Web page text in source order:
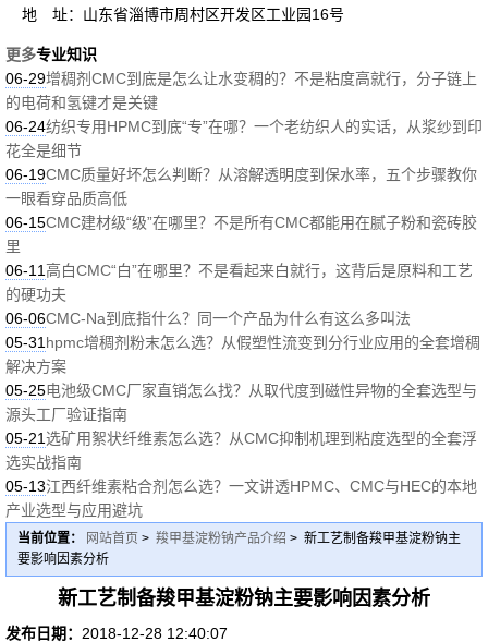
地 址：山东省淄博市周村区开发区工业园16号
更多专业知识
06-29增稠剂CMC到底是怎么让水变稠的？不是粘度高就行，分子链上
的电荷和氢键才是关键
06-24纺织专用HPMC到底“专”在哪？一个老纺织人的实话，从浆纱到印
花全是细节
06-19CMC质量好坏怎么判断？从溶解透明度到保水率，五个步骤教你
一眼看穿品质高低
06-15CMC建材级“级”在哪里？不是所有CMC都能用在腻子粉和瓷砖胶
里
06-11高白CMC“白”在哪里？不是看起来白就行，这背后是原料和工艺
的硬功夫
06-06CMC-Na到底指什么？同一个产品为什么有这么多叫法
05-31 hpmc增稠剂粉末怎么选？从假塑性流变到分行业应用的全套增稠
解决方案
05-25电池级CMC厂家直销怎么找？从取代度到磁性异物的全套选型与
源头工厂验证指南
05-21选矿用絮状纤维素怎么选？从CMC抑制机理到粘度选型的全套浮
选实战指南
05-13江西纤维素粘合剂怎么选？一文讲透HPMC、CMC与HEC的本地
产业选型与应用避坑
当前位置： 网站首页 > 羧甲基淀粉钠产品介绍 > 新工艺制备羧甲基淀粉钠主
要影响因素分析
新工艺制备羧甲基淀粉钠主要影响因素分析
发布日期： 2018-12-28 12:40:07